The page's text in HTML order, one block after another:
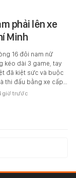
phải lên xe
Minh
16 đôi nam nữ
kéo dài 3 game, tay
đã kiệt sức và buộc
thi đấu bằng xe cấp…
giờ trước